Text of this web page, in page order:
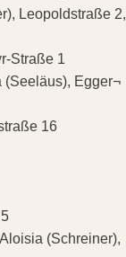
Leopoldstraße 2,
Straße 1
(Seeläus), Egger¬
16
(Schreiner),